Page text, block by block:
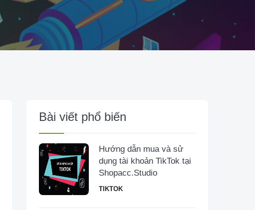
Bài viết phổ biến
Hướng dẫn mua và sử
dụng tài khoản TikTok tại
Shopacc.Studio
TIKTOK